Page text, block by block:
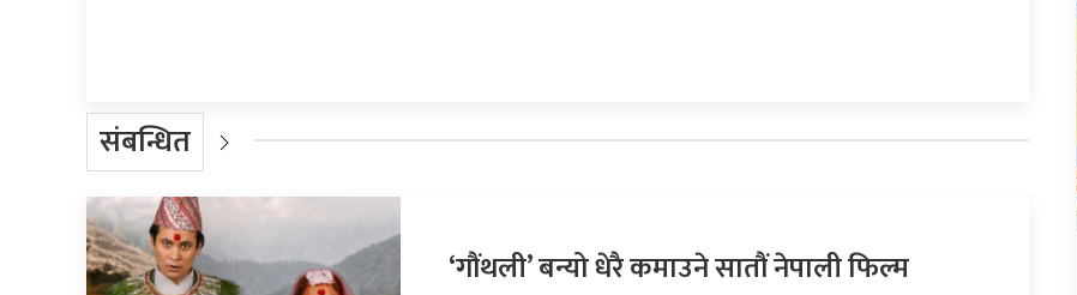
संबन्धित
‘गौंथली’ बन्यो धेरै कमाउने सातौं नेपाली फिल्म